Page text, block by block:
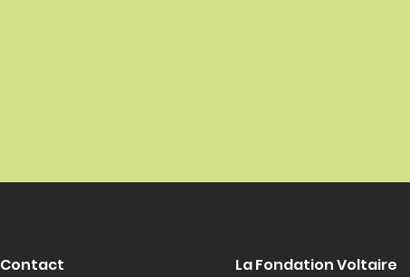
Contact La Fondation Voltaire